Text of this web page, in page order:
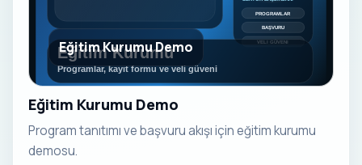
Eğitim Kurumu Demo
Eğitim Kurumu Demo
Program tanıtımı ve başvuru akışı için eğitim kurumu
demosu.